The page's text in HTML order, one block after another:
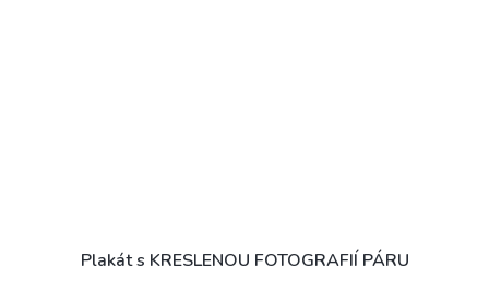
Plakát s KRESLENOU FOTOGRAFIÍ PÁRU